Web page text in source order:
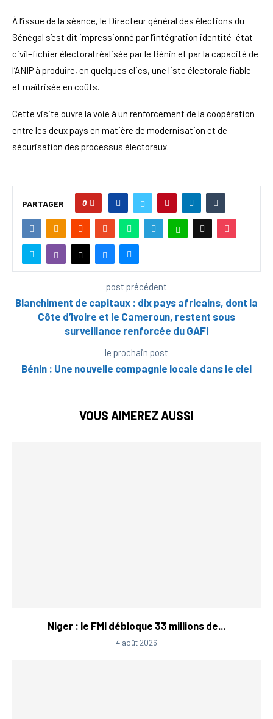
À l’issue de la séance, le Directeur général des élections du
Sénégal s’est dit impressionné par l’intégration identité–état
civil–fichier électoral réalisée par le Bénin et par la capacité de
l’ANIP à produire, en quelques clics, une liste électorale fiable
et maîtrisée en coûts.
Cette visite ouvre la voie à un renforcement de la coopération
entre les deux pays en matière de modernisation et de
sécurisation des processus électoraux.
PARTAGER 0
post précédent
Blanchiment de capitaux : dix pays africains, dont la
Côte d’Ivoire et le Cameroun, restent sous
surveillance renforcée du GAFI
le prochain post
Bénin : Une nouvelle compagnie locale dans le ciel
VOUS AIMEREZ AUSSI
Niger : le FMI débloque 33 millions de...
4 août 2026